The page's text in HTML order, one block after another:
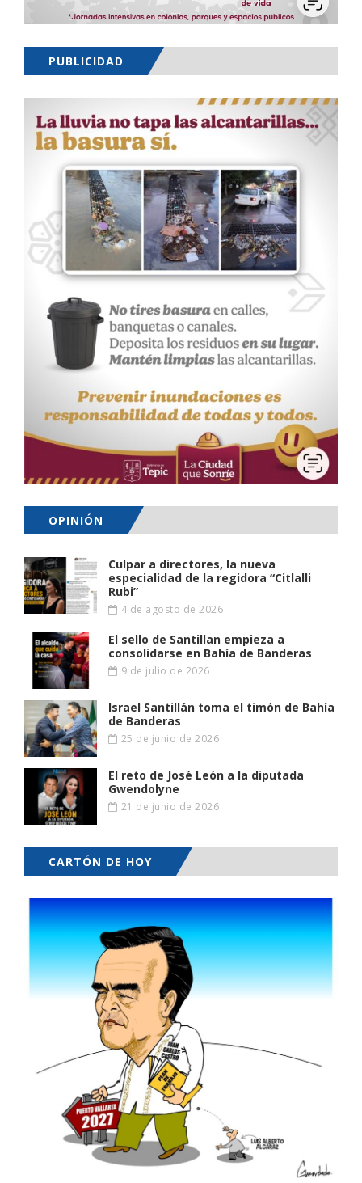
PUBLICIDAD
OPINIÓN
Culpar a directores, la nueva
especialidad de la regidora “Citlalli
Rubi”
4 de agosto de 2026
El sello de Santillan empieza a
consolidarse en Bahía de Banderas
9 de julio de 2026
Israel Santillán toma el timón de Bahía
de Banderas
25 de junio de 2026
El reto de José León a la diputada
Gwendolyne
21 de junio de 2026
CARTÓN DE HOY